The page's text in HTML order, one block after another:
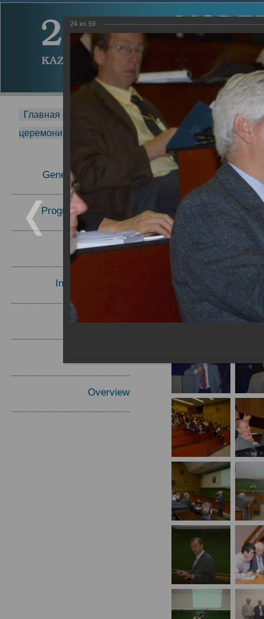
Главная страница MDMR - -
церемонии вручения премии Zavoisky Award
2007 г.
General Information
Program Committee
Topics
Invited Speakers
Overview
Report
2007 г.
24 из 59